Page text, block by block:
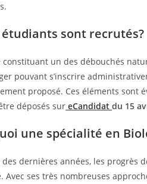
sont recrutés?
constituant un des débouchés
pouvant s’inscrire
proposé. Ces éléments sont
déposés sur eCandidatdu 15
une spécialité en
des dernières années, les progrès
Avec ses très nombreuses